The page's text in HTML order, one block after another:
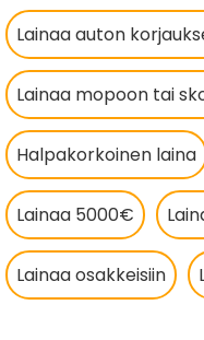
Lainaa auton
Lainaa mopoon tai
Halpakorkoinen laina
Lainaa 5000€
Lainaa osakkeisiin